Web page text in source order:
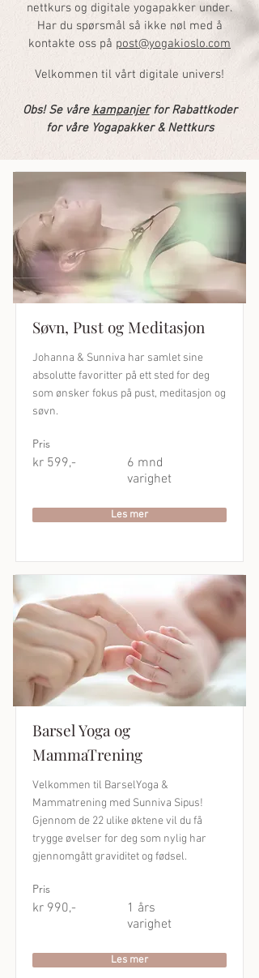
nettkurs og digitale yogapakker under.
Har du spørsmål så ikke nøl med å
kontakte oss på post@yogakioslo.com
Velkommen til vårt digitale univers!
Obs! Se våre kampanjerfor Rabattkoder
for våre Yogapakker & Nettkurs
Søvn, Pust og Meditasjon
Johanna & Sunniva har samlet sine
absolutte favoritter på ett sted for deg
som ønsker fokus på pust, meditasjon og
søvn.
Pris
kr 599,-
6 mnd
varighet
Les mer
Barsel Yoga og
MammaTrening
Velkommen til BarselYoga &
Mammatrening med Sunniva Sipus!
Gjennom de 22 ulike øktene vil du få
trygge øvelser for deg som nylig har
gjennomgått graviditet og fødsel.
Pris
kr 990,-
1 års
varighet
Les mer